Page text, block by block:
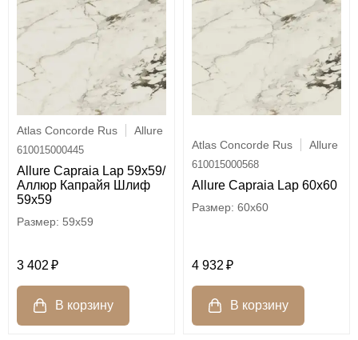
Atlas Concorde Rus Allure
610015000445
Allure Capraia Lap 59x59/
Аллюр Капрайя Шлиф
59x59
59x59
3 402
Atlas Concorde Rus Allure
610015000568
Allure Capraia Lap 60x60
60x60
4 932